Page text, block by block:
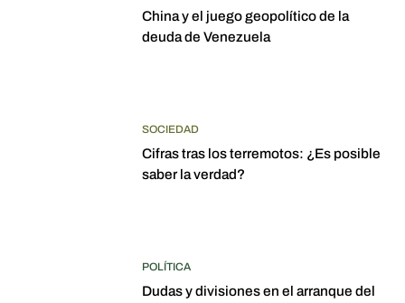
China y el juego geopolítico de la
deuda de Venezuela
SOCIEDAD
Cifras tras los terremotos: ¿Es posible
saber la verdad?
POLÍTICA
Dudas y divisiones en el arranque del